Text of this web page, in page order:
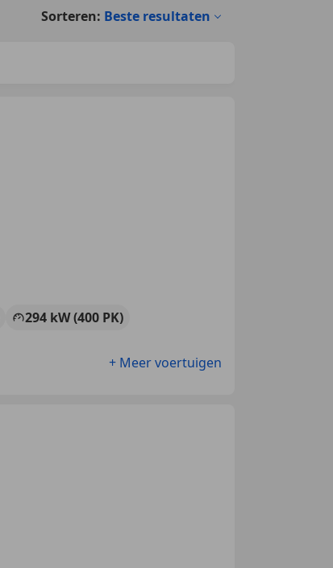
Sorteren: Beste resultaten
294 kW (400 PK)
+ Meer voertuigen